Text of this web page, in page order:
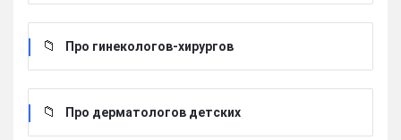
Про гинекологов-хирургов
Про дерматологов детских